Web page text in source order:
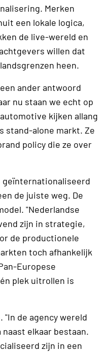
Merken
een lokale logica,
de live-wereld en
willen dat
heen.
ander antwoord
nu staan we echt op
kijken allang
stand-alone markt. Ze
policy die ze over
de juiste weg. De
"Nederlandse
zijn in strategie,
de productionele
toch afhankelijk
Europese
plek uitrollen is
"In de agency wereld
elkaar bestaan.
zijn in een